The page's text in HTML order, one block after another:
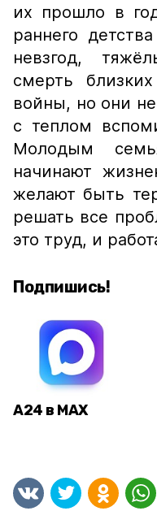
их прошло в
раннего
невзгод,
смерть
войны, но они
с теплом
Молодым
начинают
желают быть
решать все
это труд, и
Подпишись!
А24 в MAX